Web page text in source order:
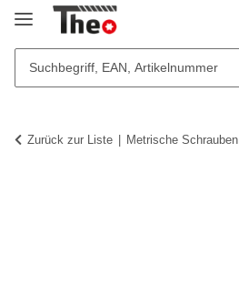
Zurück zur Liste Metrische Schrauben